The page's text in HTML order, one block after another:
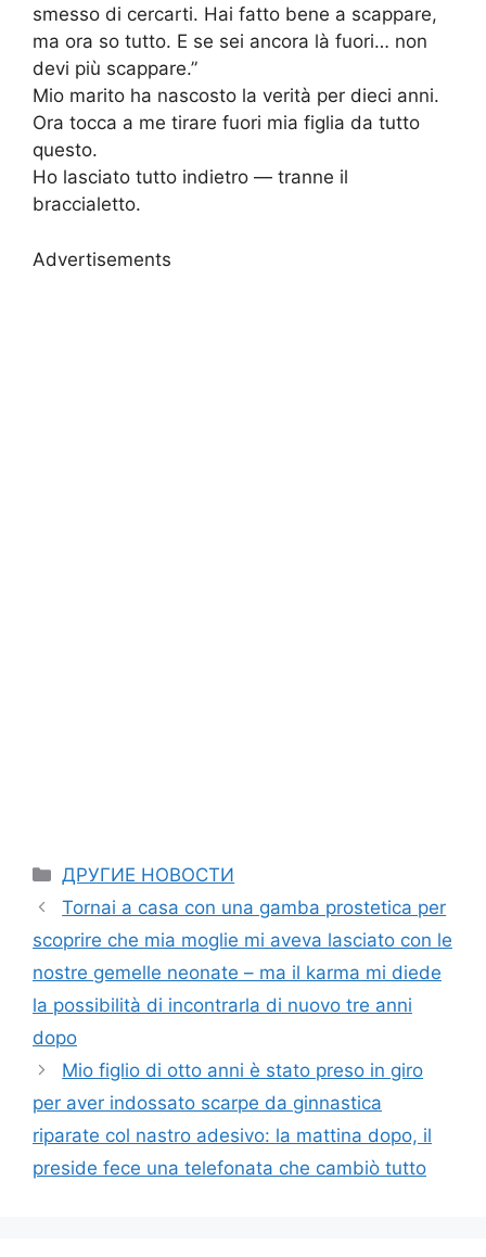
smesso di cercarti. Hai fatto bene a scappare,
ma ora so tutto. E se sei ancora là fuori… non
devi più scappare.”
Mio marito ha nascosto la verità per dieci anni.
Ora tocca a me tirare fuori mia figlia da tutto
questo.
Ho lasciato tutto indietro — tranne il
braccialetto.
Advertisements
Categories
ДРУГИЕ НОВОСТИ
Tornai a casa con una gamba prostetica per
scoprire che mia moglie mi aveva lasciato con le
nostre gemelle neonate – ma il karma mi diede
la possibilità di incontrarla di nuovo tre anni
dopo
Mio figlio di otto anni è stato preso in giro
per aver indossato scarpe da ginnastica
riparate col nastro adesivo: la mattina dopo, il
preside fece una telefonata che cambiò tutto